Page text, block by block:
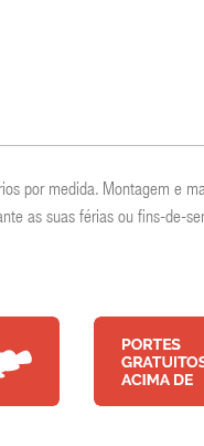
por medida. Montagem e
as suas férias ou fins-de-